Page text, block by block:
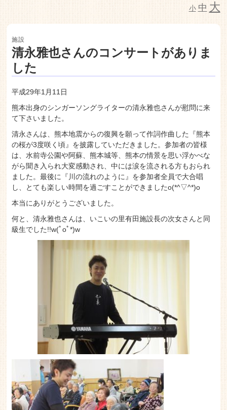
小 中 大
特別養護老人ホーム | 介護付有料
老人ホーム いこいの里
施設
清永雅也さんのコンサートがありま
した
平成29年1月11日
熊本出身のシンガーソングライターの清永雅也さんが慰問に来
て下さいました。
清永さんは、熊本地震からの復興を願って作詞作曲した『熊本
の桜が3度咲く頃』を披露していただきました。参加者の皆様
は、水前寺公園や阿蘇、熊本城等、熊本の情景を思い浮かべな
がら聞き入られ大変感動され、中には涙を流される方もおられ
ました。最後に『川の流れのように』を参加者全員で大合唱
し、とても楽しい時間を過ごすことができましたo(*^▽^*)o
本当にありがとうございました。
何と、清永雅也さんは、いこいの里有田施設長の次女さんと同
級生でした!!w(ﾟoﾟ*)w